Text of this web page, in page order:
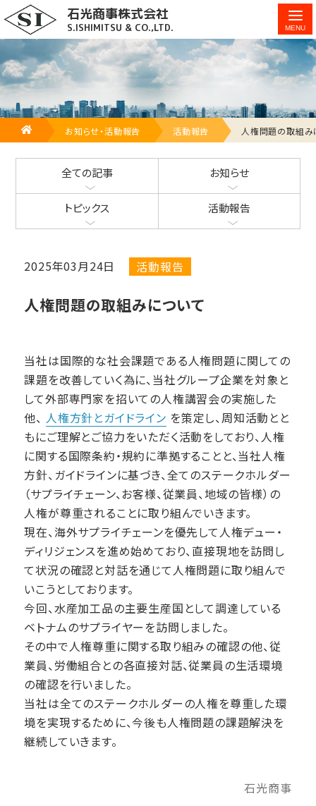
人権問題の取組みについて
石光商事株式会社
S.ISHIMITSU & CO.,LTD.
HOMEお知らせ・活動報告 活動報告 人権問題の取組み
全ての記事 お知らせ
トピックス 活動報告
2025年03月24日 活動報告
人権問題の取組みについて
当社は国際的な社会課題である人権問題に関しての
課題を改善していく為に、当社グループ企業を対象と
して外部専門家を招いての人権講習会の実施した
他、 人権方針とガイドライン を策定し、周知活動とと
もにご理解とご協力をいただく活動をしており、人権
に関する国際条約・規約に準拠することと、当社人権
方針、ガイドラインに基づき、全てのステークホルダー
（サプライチェーン、お客様、従業員、地域の皆様）の
人権が尊重されることに取り組んでいきます。
現在、海外サプライチェーンを優先して人権デュー・
ディリジェンスを進め始めており、直接現地を訪問し
て状況の確認と対話を通じて人権問題に取り組んで
いこうとしております。
今回、水産加工品の主要生産国として調達している
ベトナムのサプライヤーを訪問しました。
その中で人権尊重に関する取り組みの確認の他、従
業員、労働組合との各直接対話、従業員の生活環境
の確認を行いました。
当社は全てのステークホルダーの人権を尊重した環
境を実現するために、今後も人権問題の課題解決を
継続していきます。
石光商事